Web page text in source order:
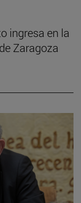
ingresa en la
Zaragoza